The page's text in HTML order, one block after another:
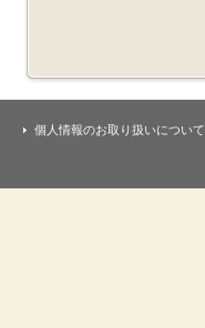
個人情報のお取り扱いについて